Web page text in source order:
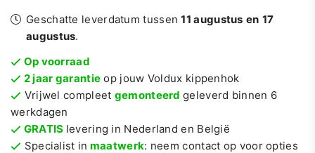
Geschatte leverdatum tussen11 augustus en 17
augustus.
Op voorraad
2 jaar garantie op jouw Voldux kippenhok
Vrijwel compleet gemonteerdgeleverd binnen 6
werkdagen
GRATIS levering in Nederland en België
Specialist in maatwerk: neem contact op voor opties